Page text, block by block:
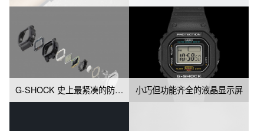
G-SHOCK 史上最紧凑的防震结构 小巧但功能齐全的液晶显示屏